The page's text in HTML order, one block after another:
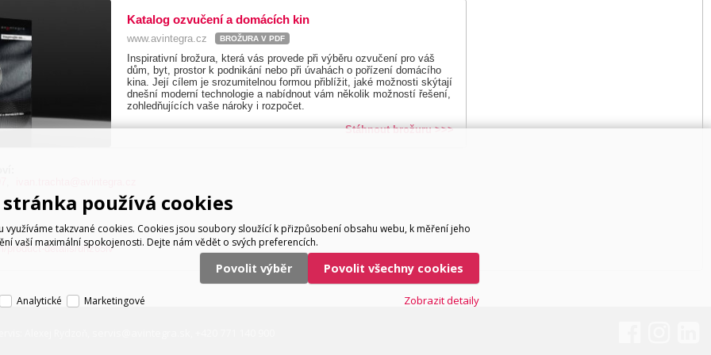
Katalog ozvučení a domácích kin
www.avintegra.cz BROŽURA V PDF
Inspirativní brožura, která vás provede při výběru ozvučení pro váš
dům, byt, prostor k podnikání nebo při úvahách o pořízení domácího
kina. Její cílem je srozumitelnou formou přiblížit, jaké možnosti skýtají
dnešní moderní technologie a nabídnout vám několik možností řešení,
zohledňujících vaše nároky i rozpočet.
Stáhnout brožuru >>>
product-details/uhz65lv
používá cookies
využíváme takzvané cookies. Cookies jsou soubory sloužící k přizpůsobení obsahu webu, k měření jeho
vaší maximální spokojenosti. Dejte nám vědět o svých preferencích.
Povolit výběr Povolit všechny cookies
Analytické Marketingové Zobrazit detaily